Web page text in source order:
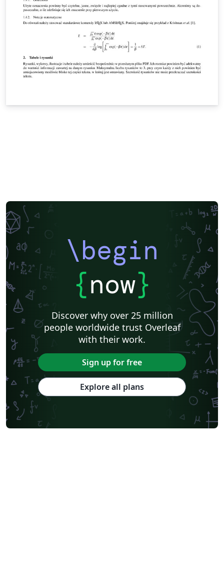
\begin
{now}
Discover why over 25 million
people worldwide trust Overleaf
with their work.
Sign up for free
Explore all plans